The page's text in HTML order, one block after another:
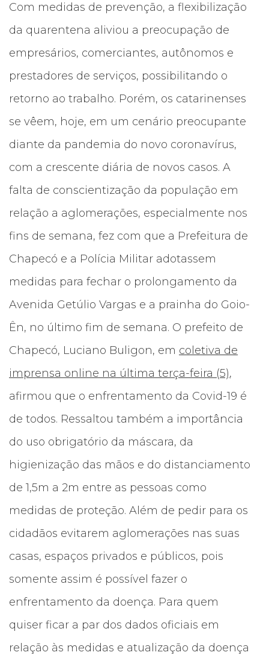
Com medidas de prevenção, a flexibilização
da quarentena aliviou a preocupação de
empresários, comerciantes, autônomos e
prestadores de serviços, possibilitando o
retorno ao trabalho. Porém, os catarinenses
se vêem, hoje, em um cenário preocupante
diante da pandemia do novo coronavírus,
com a crescente diária de novos casos. A
falta de conscientização da população em
relação a aglomerações, especialmente nos
fins de semana, fez com que a Prefeitura de
Chapecó e a Polícia Militar adotassem
medidas para fechar o prolongamento da
Avenida Getúlio Vargas e a prainha do Goio-
Ên, no último fim de semana. O prefeito de
Chapecó, Luciano Buligon, em coletiva de
imprensa online na última terça-feira (5),
afirmou que o enfrentamento da Covid-19 é
de todos. Ressaltou também a importância
do uso obrigatório da máscara, da
higienização das mãos e do distanciamento
de 1,5m a 2m entre as pessoas como
medidas de proteção. Além de pedir para os
cidadãos evitarem aglomerações nas suas
casas, espaços privados e públicos, pois
somente assim é possível fazer o
enfrentamento da doença. Para quem
quiser ficar a par dos dados oficiais em
relação às medidas e atualização da doença